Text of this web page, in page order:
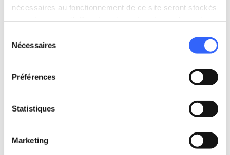
nécessaires au fonctionnement de ce site seront stockés
Nécessaires
Préférences
Statistiques
Marketing
4. QUATRIÈME ÉTAPE
expand_more